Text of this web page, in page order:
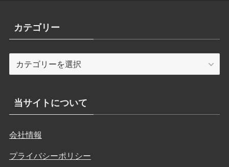
カテゴリー
テ
リ
当サイトについて
会社情報
プライバシーポリシー